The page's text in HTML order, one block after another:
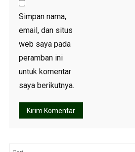
Simpan nama,
email, dan situs
web saya pada
peramban ini
untuk komentar
saya berikutnya.